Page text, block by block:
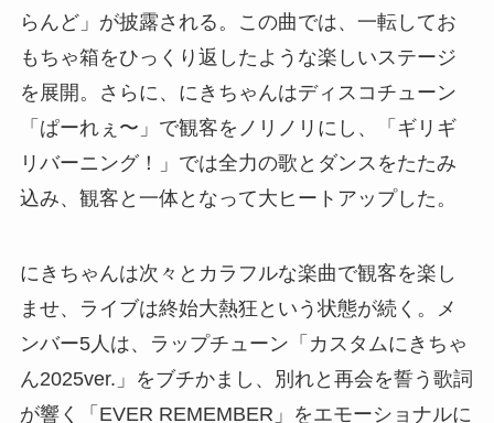
らんど」が披露される。この曲では、一転してお
もちゃ箱をひっくり返したような楽しいステージ
を展開。さらに、にきちゃんはディスコチューン
「ぱーれぇ〜」で観客をノリノリにし、「ギリギ
リバーニング！」では全力の歌とダンスをたたみ
込み、観客と一体となって大ヒートアップした。
にきちゃんは次々とカラフルな楽曲で観客を楽し
ませ、ライブは終始大熱狂という状態が続く。メ
ンバー5人は、ラップチューン「カスタムにきちゃ
ん2025ver.」をブチかまし、別れと再会を誓う歌詞
が響く「EVER REMEMBER」をエモーショナルに